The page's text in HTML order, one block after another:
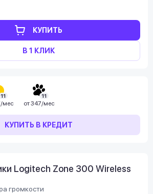
КУПИТЬ
В 1 КЛИК
11
мес
11
от347/мес
КУПИТЬ В КРЕДИТ
Logitech Zone 300 Wireless
громкости